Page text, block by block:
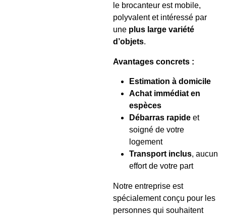
le brocanteur est mobile,
polyvalent et intéressé par
une plus large variété
d’objets.
Avantages concrets :
Estimation à domicile
Achat immédiat en
espèces
Débarras rapide et
soigné de votre
logement
Transport inclus, aucun
effort de votre part
Notre entreprise est
spécialement conçu pour les
personnes qui souhaitent